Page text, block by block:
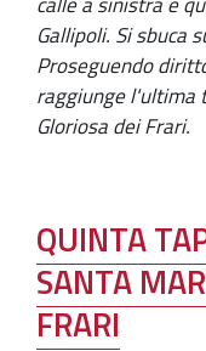
Gallipoli. Si sbuca
Proseguendo
raggiunge l'ultima
Gloriosa dei Frari.
QUINTA
SANTA
FRARI